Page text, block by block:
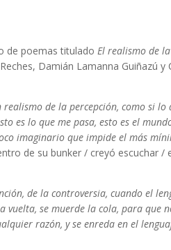
de poemas titulado El realismo de
Damián Lamanna Guiñazú y
de la percepción, como si lo
es lo que me pasa, esto es el
imaginario que impide el más
de su bunker / creyó escuchar /
de la controversia, cuando el
vuelta, se muerde la cola, para que
razón, y se enreda en el